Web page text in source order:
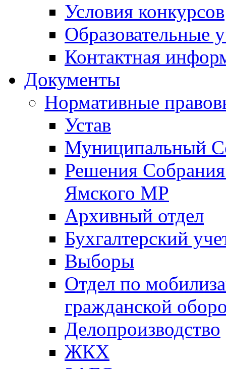
Условия конкурсов
Образовательные
Контактная
Документы
Нормативные
Устав
Муниципальный
Решения
Ямского МР
Архивный отдел
Бухгалтерский
Выборы
Отдел по
гражданской
Делопроизводство
ЖКХ